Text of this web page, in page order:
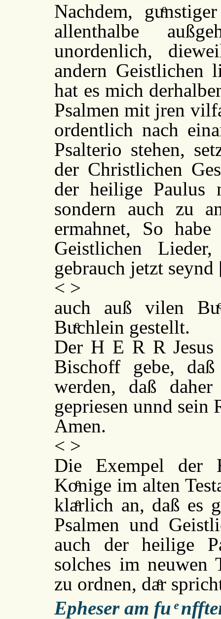
Nachdem,
allenthalbe
unordenlich,
andern Geistlichen
hat es mich
Psalmen mit jren
ordentlich nach
Psalterio stehen,
der Christlichen
der heilige Paulus
sondern auch zu
ermahnet, So
Geistlichen
gebrauch jetzt
< >
auch auß vilen
Buͤchlein gestellt.
Der H E R R Jesus
Bischoff gebe,
werden, daß
gepriesen unnd sein
Amen.
< >
Die Exempel der
Koͤnige im alten
klaͤrlich an, daß es
Psalmen und
auch der heilige
solches im neuwen
zu ordnen, daͤr
Epheser am fuͤ